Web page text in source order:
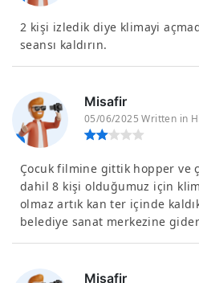
2 kişi izledik diye klimayi
seansı kaldırın.
Misafir
05/06/2025 Written in
Çocuk filmine gittik hopper ve
dahil 8 kişi olduğumuz için
olmaz artık kan ter içinde
belediye sanat merkezine
Misafir